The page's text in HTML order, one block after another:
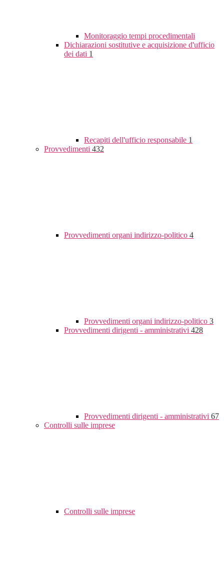
Monitoraggio tempi procedimentali
Dichiarazioni sostitutive e acquisizione d'ufficio
dei dati 1
Recapiti dell'ufficio responsabile 1
Provvedimenti 432
Provvedimenti organi indirizzo-politico 4
Provvedimenti organi indirizzo-politico 3
Provvedimenti dirigenti - amministrativi 428
Provvedimenti dirigenti - amministrativi 67
Controlli sulle imprese
Controlli sulle imprese